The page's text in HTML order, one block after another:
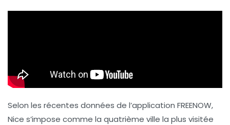
Selon les récentes données de l’application FREENOW,
Nice s’impose comme la quatrième ville la plus visitée